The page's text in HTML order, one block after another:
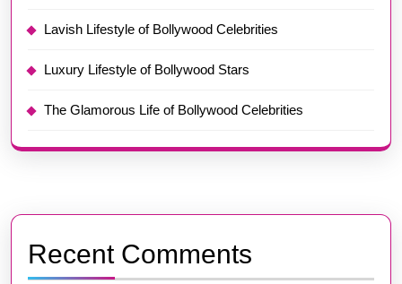
Lavish Lifestyle of Bollywood Celebrities
Luxury Lifestyle of Bollywood Stars
The Glamorous Life of Bollywood Celebrities
Recent Comments